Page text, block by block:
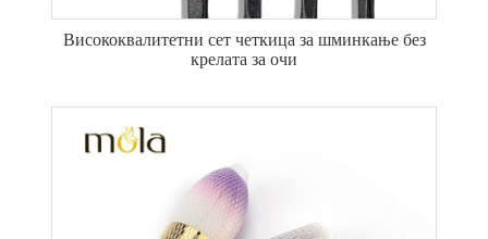
Висококвалитетни сет четкица за шминкање без
крелата за очи